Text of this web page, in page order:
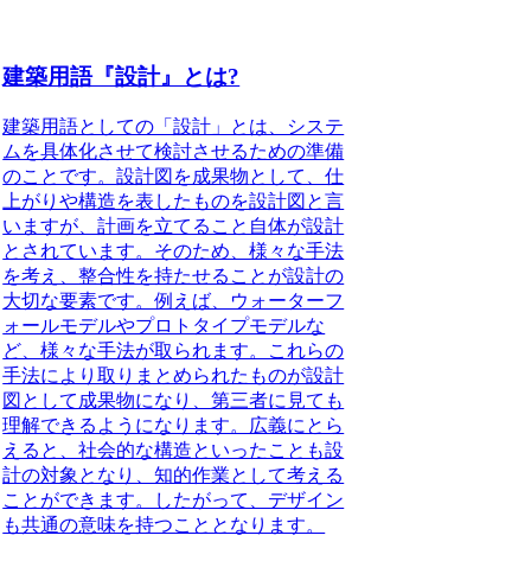
建築用語『設計』とは?
建築用語としての「設計」とは、システ
ムを具体化させて検討させるための準備
のことです。設計図を成果物として、仕
上がりや構造を表したものを設計図と言
いますが、計画を立てること自体が設計
とされています。そのため、様々な手法
を考え、整合性を持たせることが設計の
大切な要素です。例えば、ウォーターフ
ォールモデルやプロトタイプモデルな
ど、様々な手法が取られます。これらの
手法により取りまとめられたものが設計
図として成果物になり、第三者に見ても
理解できるようになります。広義にとら
えると、社会的な構造といったことも設
計の対象となり、知的作業として考える
ことができます。したがって、デザイン
も共通の意味を持つこととなります。